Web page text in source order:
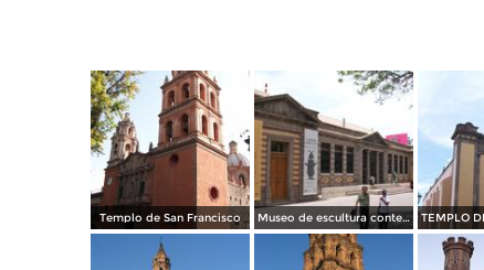
Templo de San Francisco Museo de escultura contemporanea Federico Silva